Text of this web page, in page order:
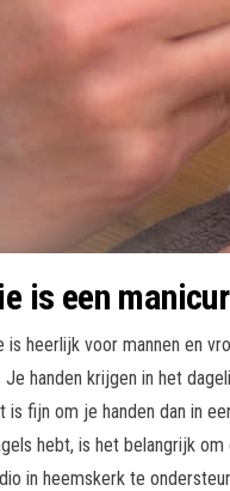
is een
is heerlijk voor mannen en
Je handen krijgen in het
is fijn om je handen dan in
hebt, is het belangrijk
in heemskerk te